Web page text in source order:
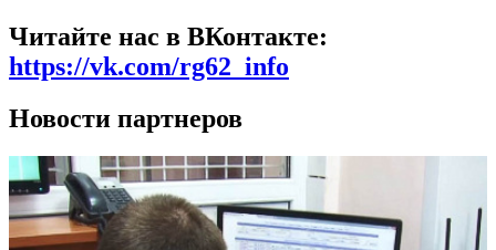
Читайте нас в ВКонтакте:
https://vk.com/rg62_info
Новости партнеров